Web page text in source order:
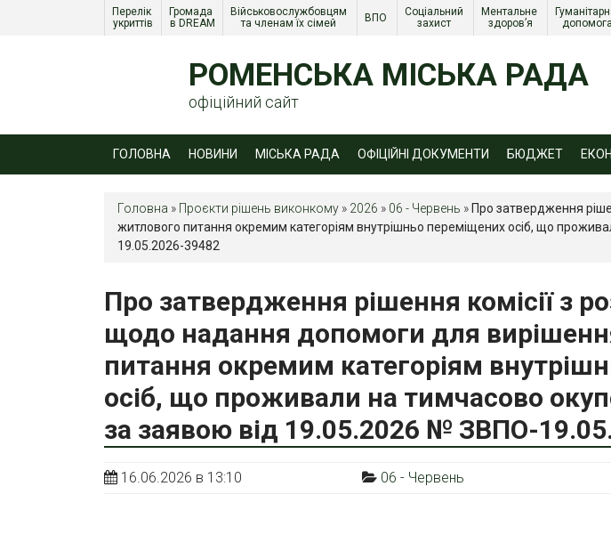
Перелік
укриттів
Громада
в DREAM
Військовослужбовцям
та членам їх сімей
ВПО
Соціальний
захист
Ментальне
здоров’я
допомога
РОМЕНСЬКА МІСЬКА РАДА
офіційний сайт
ГОЛОВНА НОВИНИ МІСЬКА РАДА ОФІЦІЙНІ ДОКУМЕНТИ БЮДЖЕТ
Головна » Проєкти рішень виконкому » 2026 » 06 - Червень » Про затвердження
житлового питання окремим категоріям внутрішньо переміщених осіб, що
19.05.2026-39482
Про затвердження рішення комісії з
щодо надання допомоги для
питання окремим категоріям
осіб, що проживали на тимчасово
за заявою від 19.05.2026 № ЗBПO-
16.06.2026 в 13:10 06 - Червень